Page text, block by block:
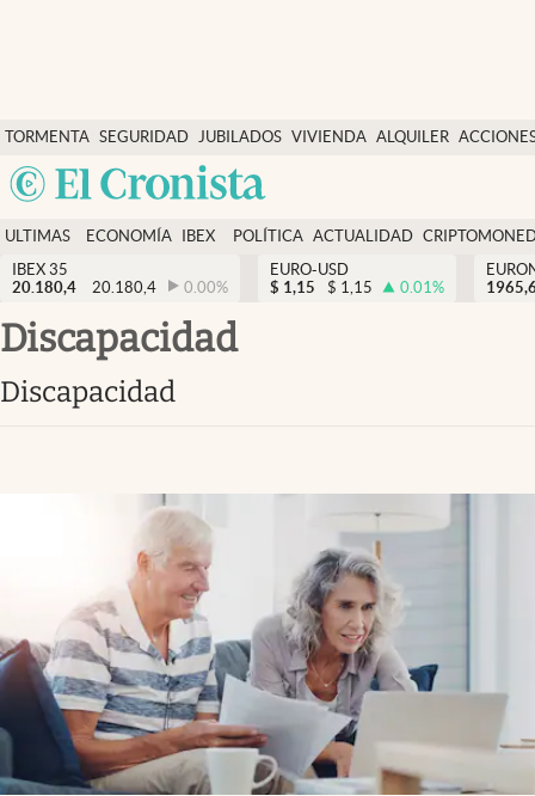
TORMENTA SEGURIDAD
SOCIAL
JUBILADOS VIVIENDA ALQUILER
USA
Economía y finanzas
Política
Actualidad
Criptomonedas
España
ULTIMAS
NOTICIAS
ECONOMÍA
FINANZAS
IBEX
EURO
POLÍTICA ACTUALIDAD
IBEX 35
20.180,4
20.180,4 0.00%
EURO-USD
$ 1,15 $ 1,15 0.01%
discapacidad
discapacidad